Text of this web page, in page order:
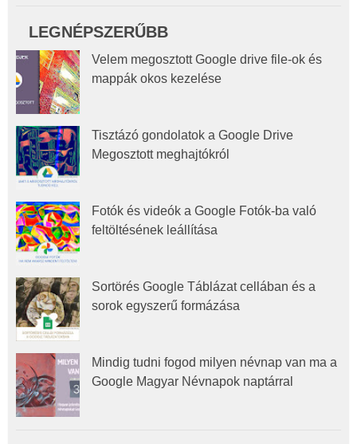
LEGNÉPSZERŰBB
Velem megosztott Google drive file-ok és
mappák okos kezelése
Tisztázó gondolatok a Google Drive
Megosztott meghajtókról
Fotók és videók a Google Fotók-ba való
feltöltésének leállítása
Sortörés Google Táblázat cellában és a
sorok egyszerű formázása
Mindig tudni fogod milyen névnap van ma a
Google Magyar Névnapok naptárral